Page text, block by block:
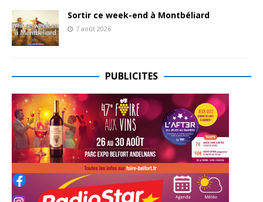
Sortir ce week-end à Montbéliard
7 août 2026
PUBLICITES